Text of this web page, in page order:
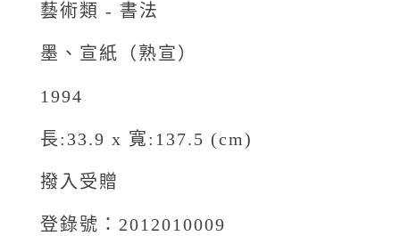
藝術類 - 書法
墨、宣紙（熟宣）
1994
長:33.9 x 寬:137.5 (cm)
撥入受贈
登錄號：2012010009